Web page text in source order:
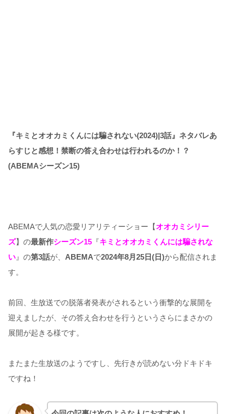
『キミとオオカミくんには騙されない(2024)|3話』ネタバレあ
らすじと感想！禁断の答え合わせは行われるのか！？
(ABEMAシーズン15)
ABEMAで人気の恋愛リアリティーショー【オオカミシリー
ズ】の最新作シーズン15 『キミとオオカミくんには騙されな
い 』の第3話が、 ABEMAで2024年8月25日(日)から配信されま
す。
前回、生放送での脱落者発表がされるという衝撃的な展開を
迎えましたが、その答え合わせを行うというさらにまさかの
展開が起きる様です。
またまた生放送のようですし、先行きが読めない分ドキドキ
ですね！